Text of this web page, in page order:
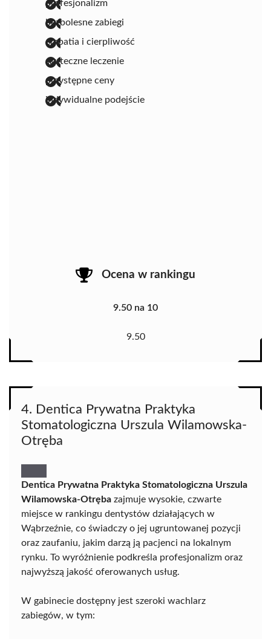
profesjonalizm
bezbolesne zabiegi
empatia i cierpliwość
skuteczne leczenie
przystępne ceny
indywidualne podejście
Ocena w rankingu
9.50 na 10
9.50
4. Dentica Prywatna Praktyka
Stomatologiczna Urszula Wilamowska-
Otręba
Dentica Prywatna Praktyka Stomatologiczna Urszula
Wilamowska-Otręba zajmuje wysokie, czwarte
miejsce w rankingu dentystów działających w
Wąbrzeźnie, co świadczy o jej ugruntowanej pozycji
oraz zaufaniu, jakim darzą ją pacjenci na lokalnym
rynku. To wyróżnienie podkreśla profesjonalizm oraz
najwyższą jakość oferowanych usług.
W gabinecie dostępny jest szeroki wachlarz
zabiegów, w tym: